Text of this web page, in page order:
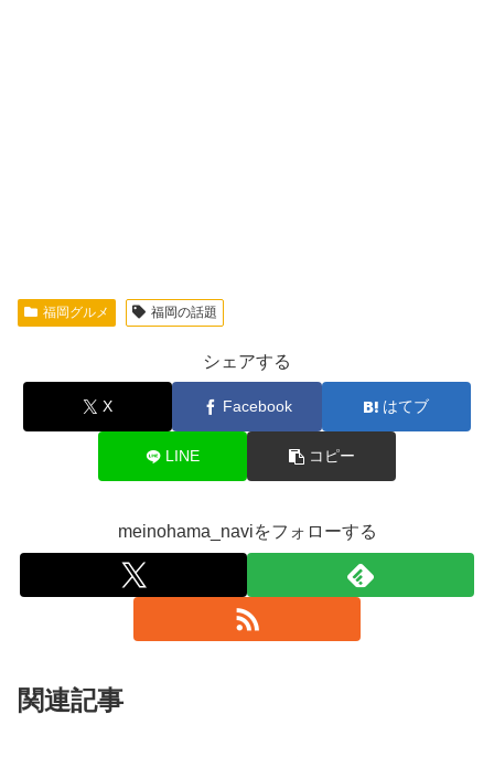
福岡グルメ 福岡の話題
シェアする
X Facebook はてブ
LINE コピー
meinohama_naviをフォローする
関連記事